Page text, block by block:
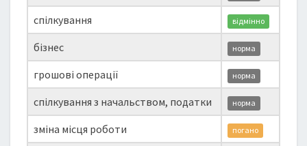
спілкування відмінно
бізнес норма
грошові операції норма
спілкування з начальством, податки норма
зміна місця роботи погано